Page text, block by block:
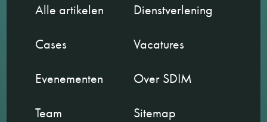
Alle artikelen
Dienstverlening
Cases
Vacatures
Evenementen
Over SDIM
Team
Sitemap